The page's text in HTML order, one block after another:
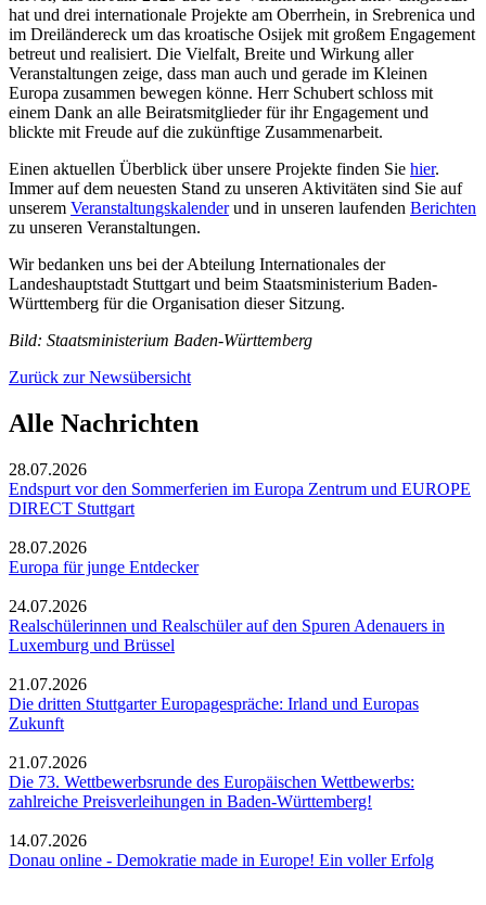
hat und drei internationale Projekte am Oberrhein, in Srebrenica und
im Dreiländereck um das kroatische Osijek mit großem Engagement
betreut und realisiert. Die Vielfalt, Breite und Wirkung aller
Veranstaltungen zeige, dass man auch und gerade im Kleinen
Europa zusammen bewegen könne. Herr Schubert schloss mit
einem Dank an alle Beiratsmitglieder für ihr Engagement und
blickte mit Freude auf die zukünftige Zusammenarbeit.
Einen aktuellen Überblick über unsere Projekte finden Sie hier.
Immer auf dem neuesten Stand zu unseren Aktivitäten sind Sie auf
unserem Veranstaltungskalenderund in unseren laufenden Berichten
zu unseren Veranstaltungen.
Wir bedanken uns bei der Abteilung Internationales der
Landeshauptstadt Stuttgart und beim Staatsministerium Baden-
Württemberg für die Organisation dieser Sitzung.
Bild: Staatsministerium Baden-Württemberg
Zurück zur Newsübersicht
Alle Nachrichten
28.07.2026
Endspurt vor den Sommerferien im Europa Zentrum und EUROPE
DIRECT Stuttgart
28.07.2026
Europa für junge Entdecker
24.07.2026
Realschülerinnen und Realschüler auf den Spuren Adenauers in
Luxemburg und Brüssel
21.07.2026
Die dritten Stuttgarter Europagespräche: Irland und Europas
Zukunft
21.07.2026
Die 73. Wettbewerbsrunde des Europäischen Wettbewerbs:
zahlreiche Preisverleihungen in Baden-Württemberg!
14.07.2026
Donau online - Demokratie made in Europe! Ein voller Erfolg